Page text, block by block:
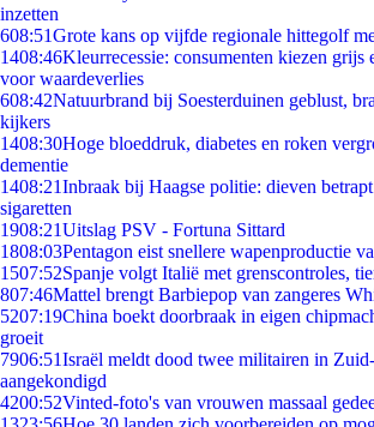
inzetten
608:51Grote kans op vijfde regionale hittegolf
1408:46Kleurrecessie: consumenten kiezen grijs
voor waardeverlies
608:42Natuurbrand bij Soesterduinen geblust,
kijkers
1408:30Hoge bloeddruk, diabetes en roken
dementie
1408:21Inbraak bij Haagse politie: dieven
sigaretten
1908:21Uitslag PSV - Fortuna Sittard
1808:03Pentagon eist snellere wapenproductie
1507:52Spanje volgt Italië met grenscontroles,
807:46Mattel brengt Barbiepop van zangeres
5207:19China boekt doorbraak in eigen
groeit
7906:51Israël meldt dood twee militairen in
aangekondigd
4200:52Vinted-foto's van vrouwen massaal